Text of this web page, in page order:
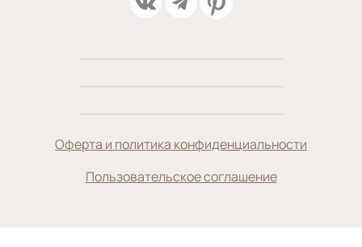
Оферта и политика конфиденциальности
Пользовательское соглашение